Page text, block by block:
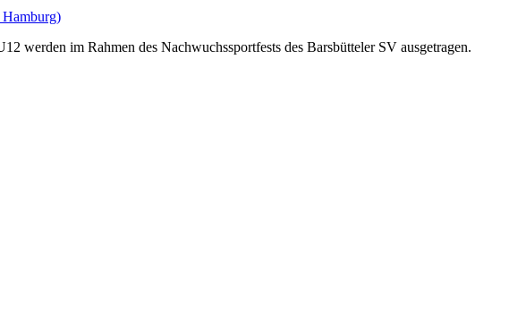
werden im Rahmen des Nachwuchssportfests des Barsbütteler SV ausgetragen.